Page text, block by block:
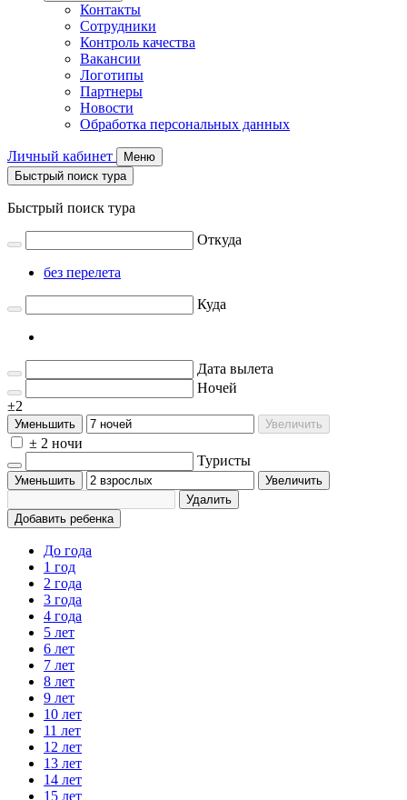
Контакты
Сотрудники
Контроль качества
Вакансии
Логотипы
Партнеры
Новости
Обработка персональных данных
Личный кабинет
Меню
Быстрый поиск тура
Быстрый поиск тура
Откуда
без перелета
Куда
Дата вылета
Ночей
±2
Уменьшить Увеличить
± 2 ночи
Туристы
Уменьшить
Увеличить
Удалить
Добавить ребенка
До года
1 год
2 года
3 года
4 года
5 лет
6 лет
7 лет
8 лет
9 лет
10 лет
11 лет
12 лет
13 лет
14 лет
15 лет